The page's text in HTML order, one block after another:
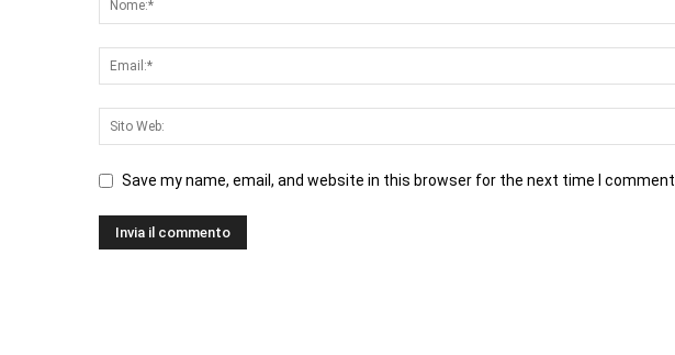
Save my name, email, and website in this browser for the next time I comment.